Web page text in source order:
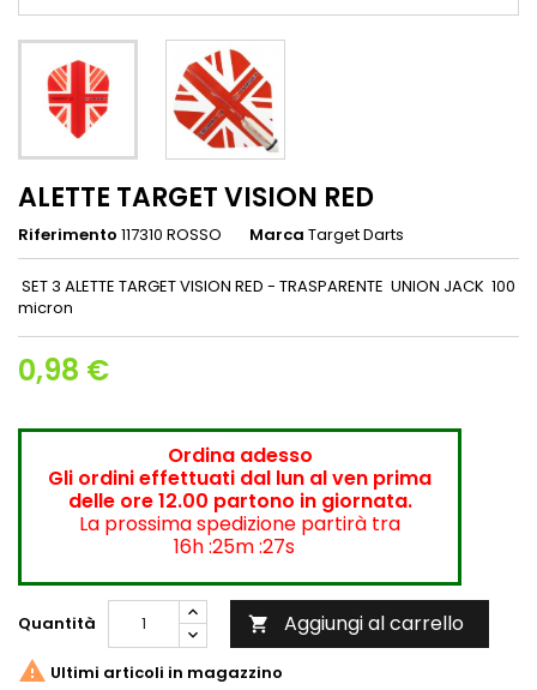
ALETTE TARGET VISION RED
Riferimento 117310 ROSSO Marca Target Darts
SET 3 ALETTE TARGET VISION RED - TRASPARENTE UNION JACK 100
micron
0,98 €
Ordina adesso
Gli ordini effettuati dal lun al ven prima
delle ore 12.00 partono in giornata.
La prossima spedizione partirà tra
16h :25m :27s
Quantità  Aggiungi al carrello
 Ultimi articoli in magazzino